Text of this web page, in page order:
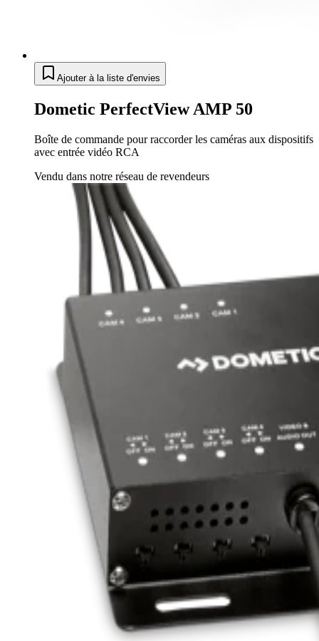
Ajouter à la liste d'envies
Dometic PerfectView AMP 50
Boîte de commande pour raccorder les caméras aux dispositifs
avec entrée vidéo RCA
Vendu dans notre réseau de revendeurs